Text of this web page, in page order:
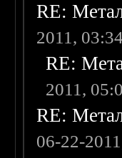
RE:
2011,
RE:
2011,
RE:
06-22-